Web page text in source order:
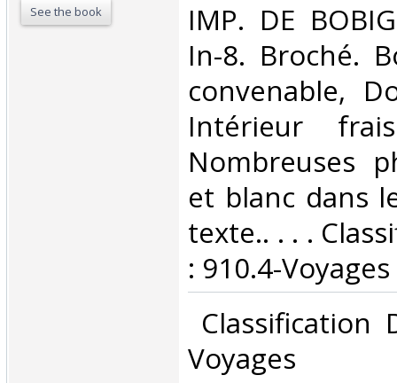
See the book
‎IMP. DE
In-8. Broché.
convenable,
Intérieur
Nombreuses
et blanc dans
texte.. . . .
: 910.4-Voyages‎
Classification
Voyages‎